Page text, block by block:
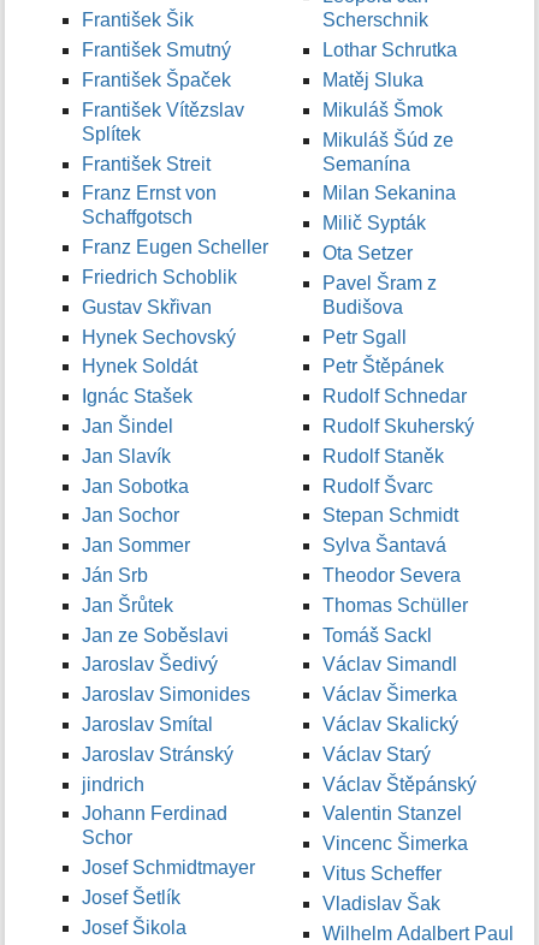
František Šik
František Smutný
František Špaček
František Vítězslav
Splítek
František Streit
Franz Ernst von
Schaffgotsch
Franz Eugen Scheller
Friedrich Schoblik
Gustav Skřivan
Hynek Sechovský
Hynek Soldát
Ignác Stašek
Jan Šindel
Jan Slavík
Jan Sobotka
Jan Sochor
Jan Sommer
Ján Srb
Jan Šrůtek
Jan ze Soběslavi
Jaroslav Šedivý
Jaroslav Simonides
Jaroslav Smítal
Jaroslav Stránský
jindrich
Johann Ferdinad
Schor
Josef Schmidtmayer
Josef Šetlík
Josef Šikola
Scherschnik
Lothar Schrutka
Matěj Sluka
Mikuláš Šmok
Mikuláš Šúd ze
Semanína
Milan Sekanina
Milič Sypták
Ota Setzer
Pavel Šram z
Budišova
Petr Sgall
Petr Štěpánek
Rudolf Schnedar
Rudolf Skuherský
Rudolf Staněk
Rudolf Švarc
Stepan Schmidt
Sylva Šantavá
Theodor Severa
Thomas Schüller
Tomáš Sackl
Václav Simandl
Václav Šimerka
Václav Skalický
Václav Starý
Václav Štěpánský
Valentin Stanzel
Vincenc Šimerka
Vitus Scheffer
Vladislav Šak
Wilhelm Adalbert Paul